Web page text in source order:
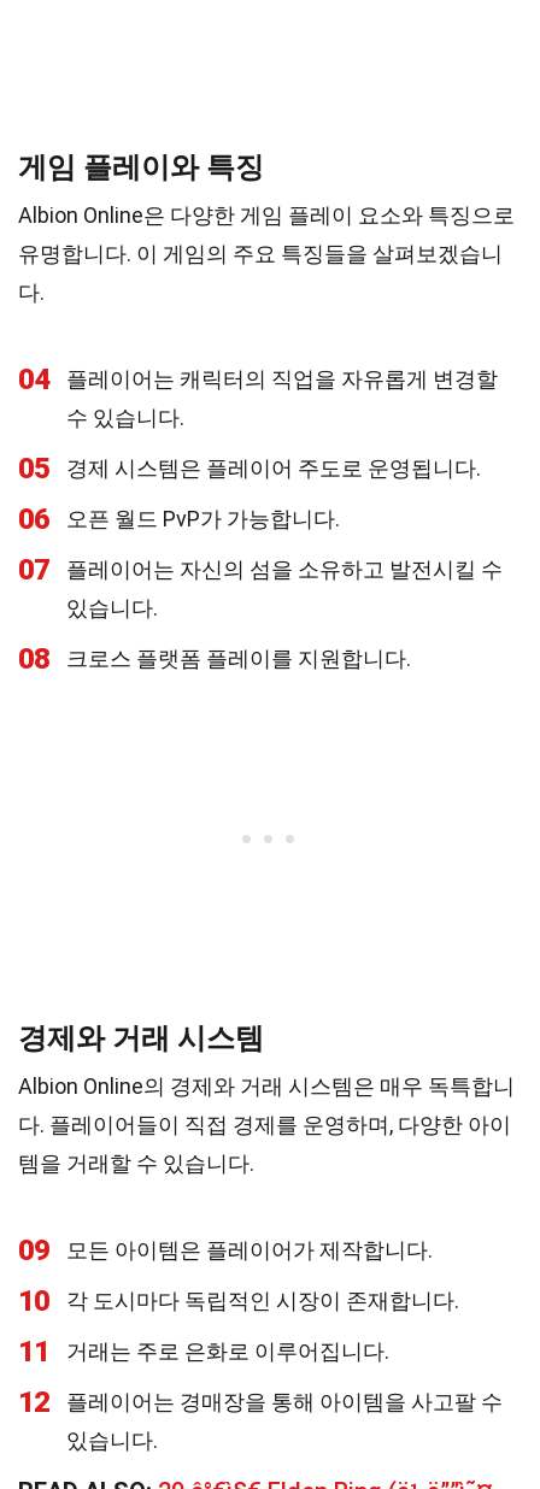
게임 플레이와 특징
Albion Online은 다양한 게임 플레이 요소와 특징으로
유명합니다. 이 게임의 주요 특징들을 살펴보겠습니
다.
04
플레이어는 캐릭터의 직업을 자유롭게 변경할
수 있습니다.
05 경제 시스템은 플레이어 주도로 운영됩니다.
06 오픈 월드 PvP가 가능합니다.
07
플레이어는 자신의 섬을 소유하고 발전시킬 수
있습니다.
08 크로스 플랫폼 플레이를 지원합니다.
경제와 거래 시스템
Albion Online의 경제와 거래 시스템은 매우 독특합니
다. 플레이어들이 직접 경제를 운영하며, 다양한 아이
템을 거래할 수 있습니다.
09 모든 아이템은 플레이어가 제작합니다.
10 각 도시마다 독립적인 시장이 존재합니다.
11 거래는 주로 은화로 이루어집니다.
12
플레이어는 경매장을 통해 아이템을 사고팔 수
있습니다.